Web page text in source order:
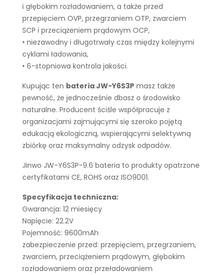
i głębokim rozładowaniem, a także przed
przepięciem OVP, przegrzaniem OTP, zwarciem
SCP i przeciążeniem prądowym OCP,
• niezawodny i długotrwały czas między kolejnymi
cyklami ładowania,
• 6-stopniowa kontrola jakości.
Kupując ten bateria JW-Y6S3P masz także
pewność, że jednocześnie dbasz o środowisko
naturalne. Producent ściśle współpracuje z
organizacjami zajmującymi się szeroko pojętą
edukacją ekologiczną, wspierającymi selektywną
zbiórkę oraz maksymalny odzysk odpadów.
Jinwo JW-Y6S3P-9.6 bateria to produkty opatrzone
certyfikatami CE, ROHS oraz ISO9001.
Specyfikacja techniczna:
Gwarancja: 12 miesięcy
Napięcie: 22.2V
Pojemność: 9600mAh
zabezpieczenie przed: przepięciem, przegrzaniem,
zwarciem, przeciążeniem prądowym, głębokim
rozładowaniem oraz przeładowaniem